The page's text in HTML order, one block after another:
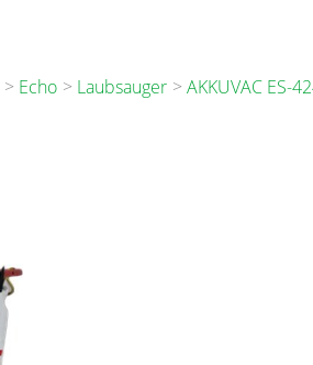
Echo Laubsauger AKKUVAC ES-